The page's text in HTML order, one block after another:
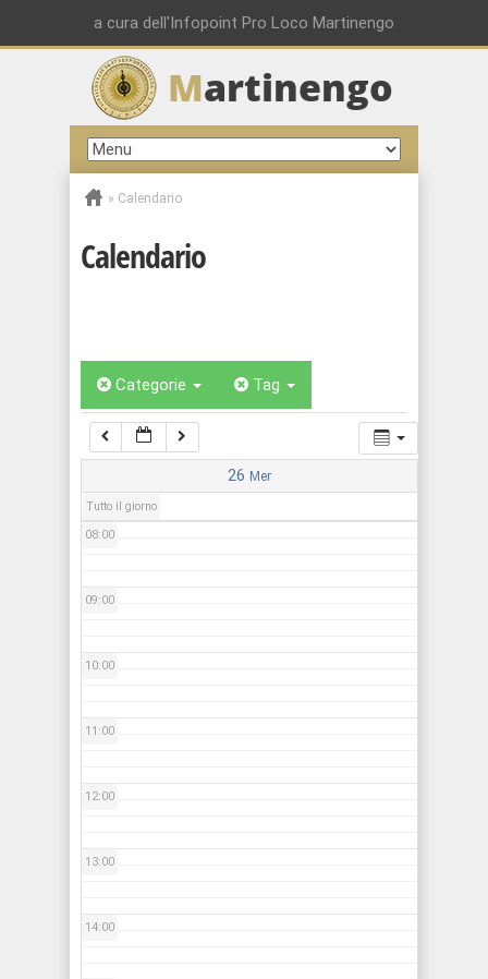
a cura dell'Infopoint Pro Loco Martinengo
Martinengo
» Calendario
Calendario
Categorie Tag
26 Mer
Tutto il giorno
01:00
02:00
03:00
04:00
08:00
09:00
10:00
11:00
12:00
13:00
14:00